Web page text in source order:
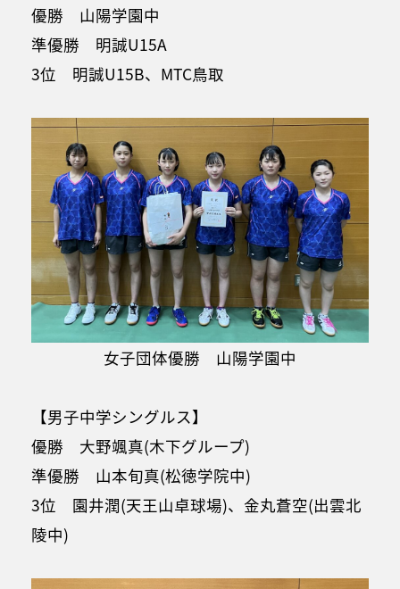
優勝 山陽学園中
準優勝 明誠U15A
3位 明誠U15B、MTC鳥取
女子団体優勝 山陽学園中
【男子中学シングルス】
優勝 大野颯真(木下グループ)
準優勝 山本旬真(松徳学院中)
3位 園井潤(天王山卓球場)、金丸蒼空(出雲北
陵中)